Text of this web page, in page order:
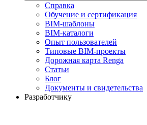
Справка
Обучение и сертификация
BIM-шаблоны
BIM-каталоги
Опыт пользователей
Типовые BIM-проекты
Дорожная карта Renga
Статьи
Блог
Документы и свидетельства
Разработчику